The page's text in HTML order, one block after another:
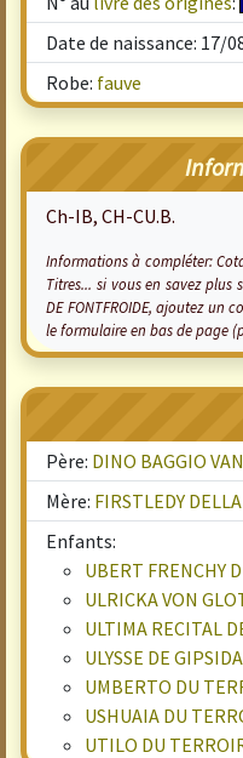
Date de naissance: 17/
Robe: fauve
Ch-IB, CH-CU.B.
Informations à compléter:
Titres... si vous en savez plus
DE FONTFROIDE, ajoutez un
le formulaire en bas de page
Père: DINO BAGGIO
Mère: FIRSTLEDY
Enfants:
UBERT FRENCHY
ULRICKA VON
ULTIMA RECITAL
ULYSSE DE
UMBERTO DU
USHUAIA DU
UTILO DU